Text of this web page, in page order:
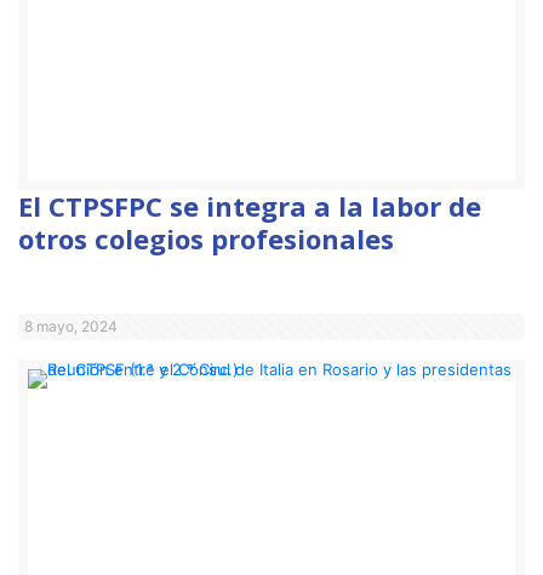
El CTPSFPC se integra a la labor de
otros colegios profesionales
8 mayo, 2024